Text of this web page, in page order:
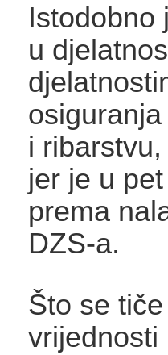
Istodobno
u
i
jer je u
prema
DZS-a.
Što se
vrijednosti